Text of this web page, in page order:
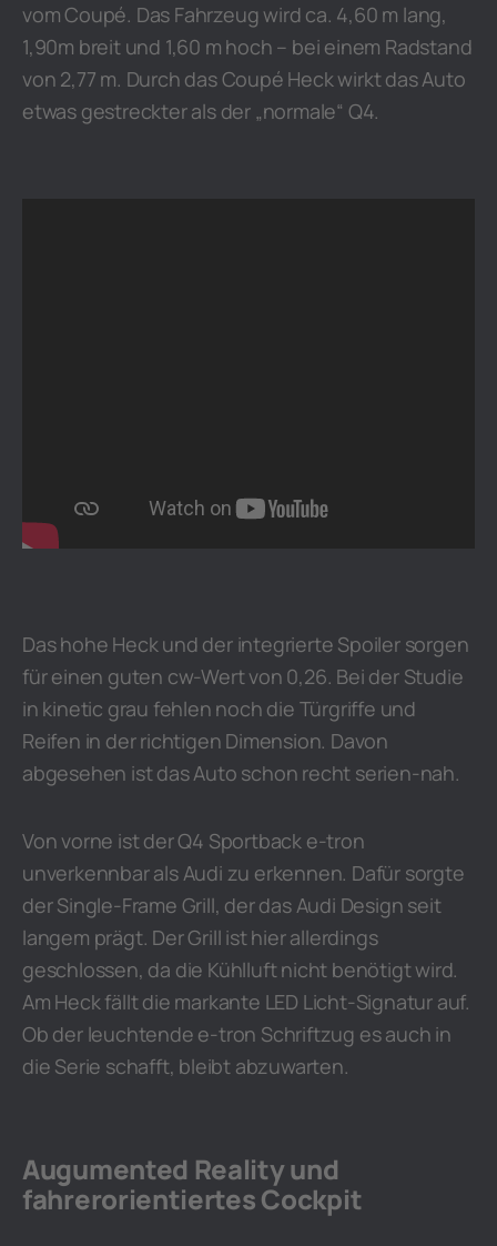
vom Coupé. Das Fahrzeug wird ca. 4,60 m lang,
1,90m breit und 1,60 m hoch – bei einem Radstand
von 2,77 m. Durch das Coupé Heck wirkt das Auto
etwas gestreckter als der „normale“ Q4.
Das hohe Heck und der integrierte Spoiler sorgen
für einen guten cw-Wert von 0,26. Bei der Studie
in kinetic grau fehlen noch die Türgriffe und
Reifen in der richtigen Dimension. Davon
abgesehen ist das Auto schon recht serien-nah.
Von vorne ist der Q4 Sportback e-tron
unverkennbar als Audi zu erkennen. Dafür sorgte
der Single-Frame Grill, der das Audi Design seit
langem prägt. Der Grill ist hier allerdings
geschlossen, da die Kühlluft nicht benötigt wird.
Am Heck fällt die markante LED Licht-Signatur auf.
Ob der leuchtende e-tron Schriftzug es auch in
die Serie schafft, bleibt abzuwarten.
Augumented Reality und
fahrerorientiertes Cockpit